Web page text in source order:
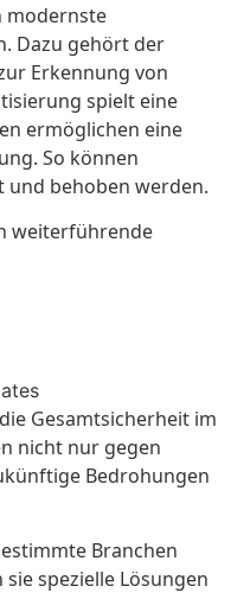
modernste
Dazu gehört der
Erkennung von
spielt eine
ermöglichen eine
So können
behoben werden.
weiterführende
Gesamtsicherheit im
nicht nur gegen
Bedrohungen
Branchen
spezielle Lösungen